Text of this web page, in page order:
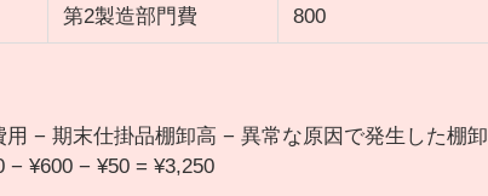
第2製造部門費 800
− 期末仕掛品棚卸高 − 異常な原因で発生した棚卸
− ¥600 − ¥50 = ¥3,250